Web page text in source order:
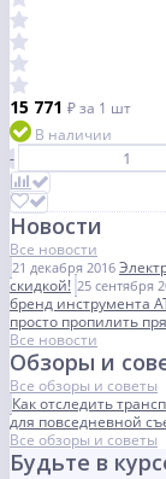
15 771 ₽за 1 шт
В наличии
-
Новости
Все новости
21 декабря 2016
скидкой! 25 сентября
бренд инструмента
просто пропилить
Все новости
Обзоры и
Все обзоры и советы
Как отследить
для повседневной
Все обзоры и советы
Будьте в